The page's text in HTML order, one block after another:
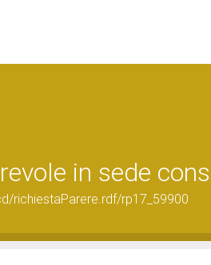
in sede
richiestaParere.rdf/rp17_59900